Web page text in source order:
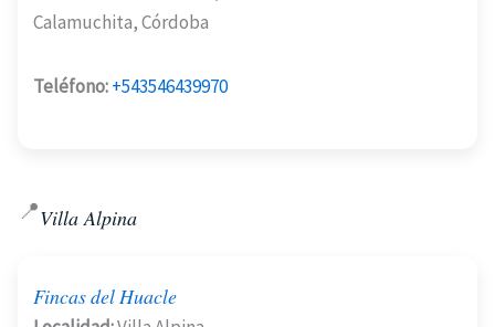
Calamuchita, Córdoba
Teléfono:+543546439970
📍Villa Alpina
Fincas del Huacle